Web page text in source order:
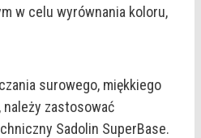
w celu wyrównania koloru,
surowego, miękkiego
zastosować
Sadolin SuperBase.